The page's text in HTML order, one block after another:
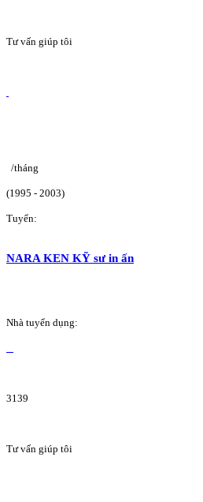
Tư vấn giúp tôi
/tháng
(1995 - 2003)
Tuyển:
NARA KEN KỸ sư in ấn
Nhà tuyển dụng:
3139
Tư vấn giúp tôi